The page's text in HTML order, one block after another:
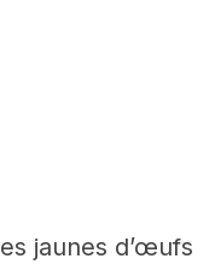
jaunes d’œufs